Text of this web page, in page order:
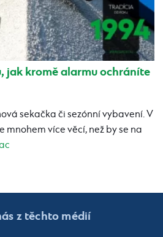
jak kromě alarmu ochráníte
sekačka či sezónní vybavení. V
více věcí, než by se na
z těchto médií